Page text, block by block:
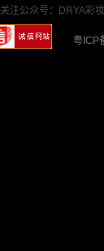
关注公众号：DRYA彩妆
粤ICP